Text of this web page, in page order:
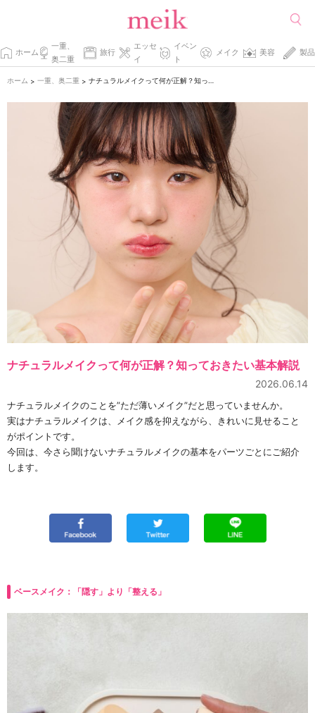
ホーム
一重、
奥二重
旅行
エッセ
イ
イベン
ト
メイク 美容 製品
ホーム > 一重、奥二重 > ナチュラルメイクって何が正解？知っておきたい基本解説
ナチュラルメイクって何が正解？知っておきたい基本解説
2026.06.14
ナチュラルメイクのことを”ただ薄いメイク”だと思っていませんか。
実はナチュラルメイクは、メイク感を抑えながら、きれいに見せること
がポイントです。
今回は、今さら聞けないナチュラルメイクの基本をパーツごとにご紹介
します。
ベースメイク：「隠す」より「整える」